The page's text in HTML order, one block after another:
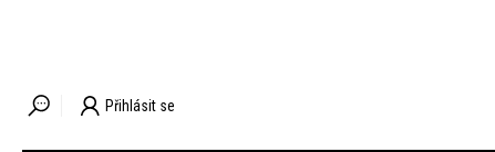
Přihlásit se